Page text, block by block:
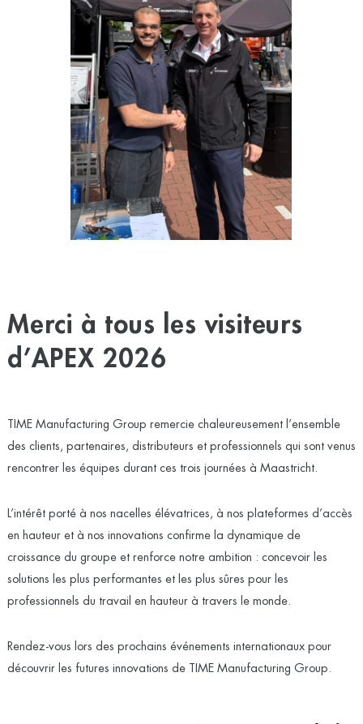
Merci à tous les visiteurs
d’APEX 2026
TIME Manufacturing Group remercie chaleureusement l’ensemble
des clients, partenaires, distributeurs et professionnels qui sont venus
rencontrer les équipes durant ces trois journées à Maastricht.
L’intérêt porté à nos nacelles élévatrices, à nos plateformes d’accès
en hauteur et à nos innovations confirme la dynamique de
croissance du groupe et renforce notre ambition : concevoir les
solutions les plus performantes et les plus sûres pour les
professionnels du travail en hauteur à travers le monde.
Rendez-vous lors des prochains événements internationaux pour
découvrir les futures innovations de TIME Manufacturing Group.